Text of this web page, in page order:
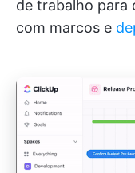
de trabalho para
com marcos e